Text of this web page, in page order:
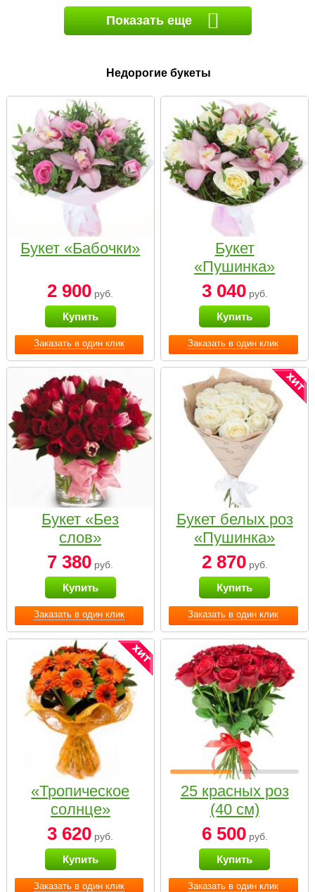
Показать еще
Недорогие букеты
Заказать в один клик
Букет «Бабочки»
2 900 руб.
Купить
Заказать в один клик
Букет
«Пушинка»
3 040руб.
Купить
Заказать в один клик
Букет «Без
слов»
7 380 руб.
Купить
Заказать в один клик
Букет белых роз
«Пушинка»
2 870руб.
Купить
Заказать в один клик
«Тропическое
солнце»
3 620 руб.
Купить
Заказать в один клик
25 красных роз
(40 см)
6 500руб.
Купить